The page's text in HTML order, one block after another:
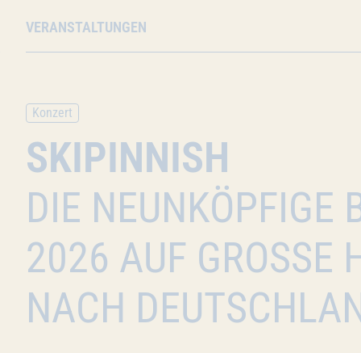
VERANSTALTUNGEN
Konzert
SKIPINNISH
DIE NEUNKÖPFIGE
2026 AUF GROSSE
ACH